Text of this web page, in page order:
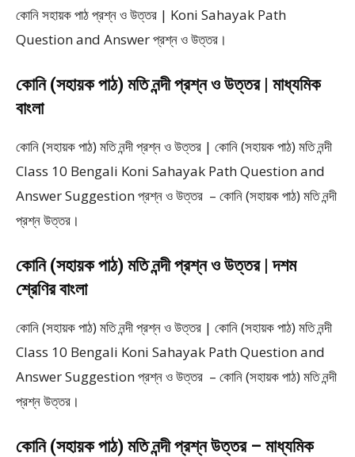
কোনি সহায়ক পাঠ প্রশ্ন ও উত্তর | Koni Sahayak Path
Question and Answer প্রশ্ন ও উত্তর।
কোনি (সহায়ক পাঠ) মতি নন্দী প্রশ্ন ও উত্তর | মাধ্যমিক
বাংলা
কোনি (সহায়ক পাঠ) মতি নন্দী প্রশ্ন ও উত্তর | কোনি (সহায়ক পাঠ) মতি নন্দী
Class 10 Bengali Koni Sahayak Path Question and
Answer Suggestion প্রশ্ন ও উত্তর – কোনি (সহায়ক পাঠ) মতি নন্দী
প্রশ্ন উত্তর।
কোনি (সহায়ক পাঠ) মতি নন্দী প্রশ্ন ও উত্তর | দশম
শ্রেণির বাংলা
কোনি (সহায়ক পাঠ) মতি নন্দী প্রশ্ন ও উত্তর | কোনি (সহায়ক পাঠ) মতি নন্দী
Class 10 Bengali Koni Sahayak Path Question and
Answer Suggestion প্রশ্ন ও উত্তর – কোনি (সহায়ক পাঠ) মতি নন্দী
প্রশ্ন উত্তর।
কোনি (সহায়ক পাঠ) মতি নন্দী প্রশ্ন উত্তর – মাধ্যমিক